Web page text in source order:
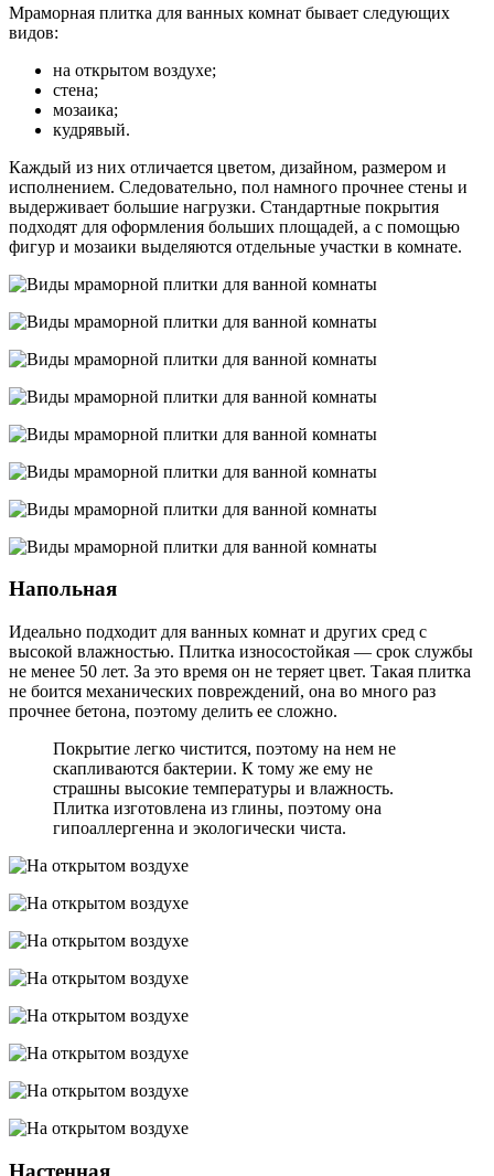
Мраморная плитка для ванных комнат бывает следующих
видов:
на открытом воздухе;
стена;
мозаика;
кудрявый.
Каждый из них отличается цветом, дизайном, размером и
исполнением. Следовательно, пол намного прочнее стены и
выдерживает большие нагрузки. Стандартные покрытия
подходят для оформления больших площадей, а с помощью
фигур и мозаики выделяются отдельные участки в комнате.
Напольная
Идеально подходит для ванных комнат и других сред с
высокой влажностью. Плитка износостойкая — срок службы
не менее 50 лет. За это время он не теряет цвет. Такая плитка
не боится механических повреждений, она во много раз
прочнее бетона, поэтому делить ее сложно.
Покрытие легко чистится, поэтому на нем не
скапливаются бактерии. К тому же ему не
страшны высокие температуры и влажность.
Плитка изготовлена ​​из глины, поэтому она
гипоаллергенна и экологически чиста.
Настенная